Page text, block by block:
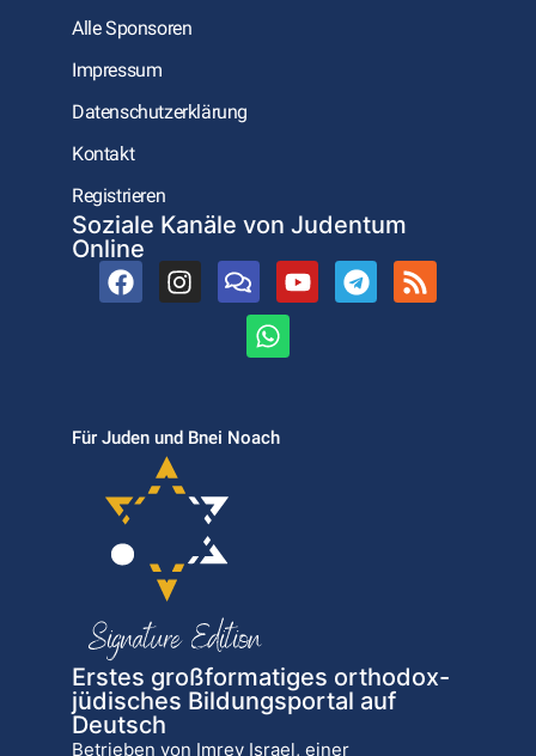
Alle Sponsoren
Impressum
Datenschutzerklärung
Kontakt
Registrieren
Soziale Kanäle von Judentum
Online
Für Juden und Bnei Noach
Erstes großformatiges orthodox-
jüdisches Bildungsportal auf
Deutsch
Betrieben von Imrey Israel, einer